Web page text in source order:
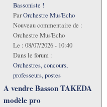
Bassoniste !
ParOrchestre Mus'Echo
Nouveau commentaire de :
Orchestre Mus'Echo
Le : 08/07/2026 - 10:40
Dans le forum :
Orchestres, concours,
professeurs, postes
A vendre Basson TAKEDA
modèle pro